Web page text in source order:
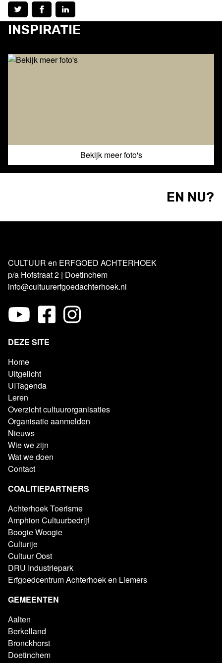
INSPIRATIE
Bekijk meer foto's
EN NU?
CULTUUR en ERFGOED ACHTERHOEK
p/a Hofstraat 2 | Doetinchem
info@cultuurerfgoedachterhoek.nl
DEZE SITE
Home
Uitgelicht
UITagenda
Leren
Overzicht cultuurorganisaties
Organisatie aanmelden
Nieuws
Wie we zijn
Wat we doen
Contact
COALITIEPARTNERS
Achterhoek Toerisme
Amphion Cultuurbedrijf
Boogie Woogie
Culturije
Cultuur Oost
DRU Industriepark
Erfgoedcentrum Achterhoek en Liemers
GEMEENTEN
Aalten
Berkelland
Bronckhorst
Doetinchem